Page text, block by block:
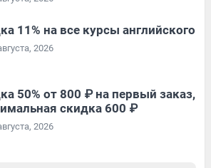
11% на все курсы английского
2026
50% от 800 ₽ на первый заказ,
скидка 600 ₽
2026